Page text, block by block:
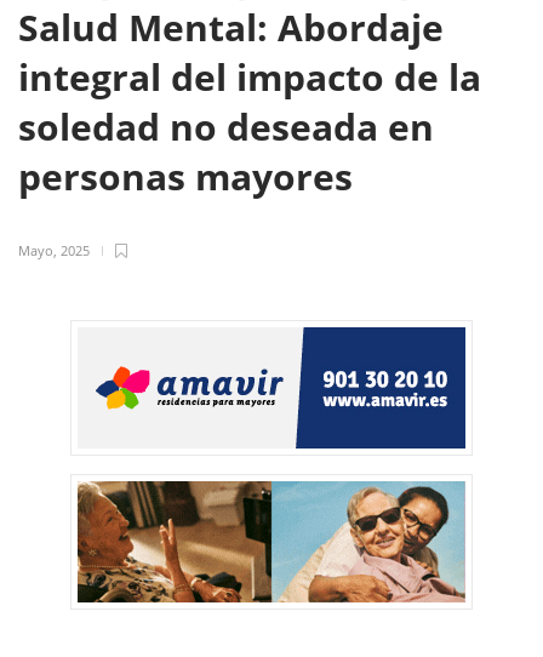
Salud Mental: Abordaje
integral del impacto de la
soledad no deseada en
personas mayores
Mayo, 2025